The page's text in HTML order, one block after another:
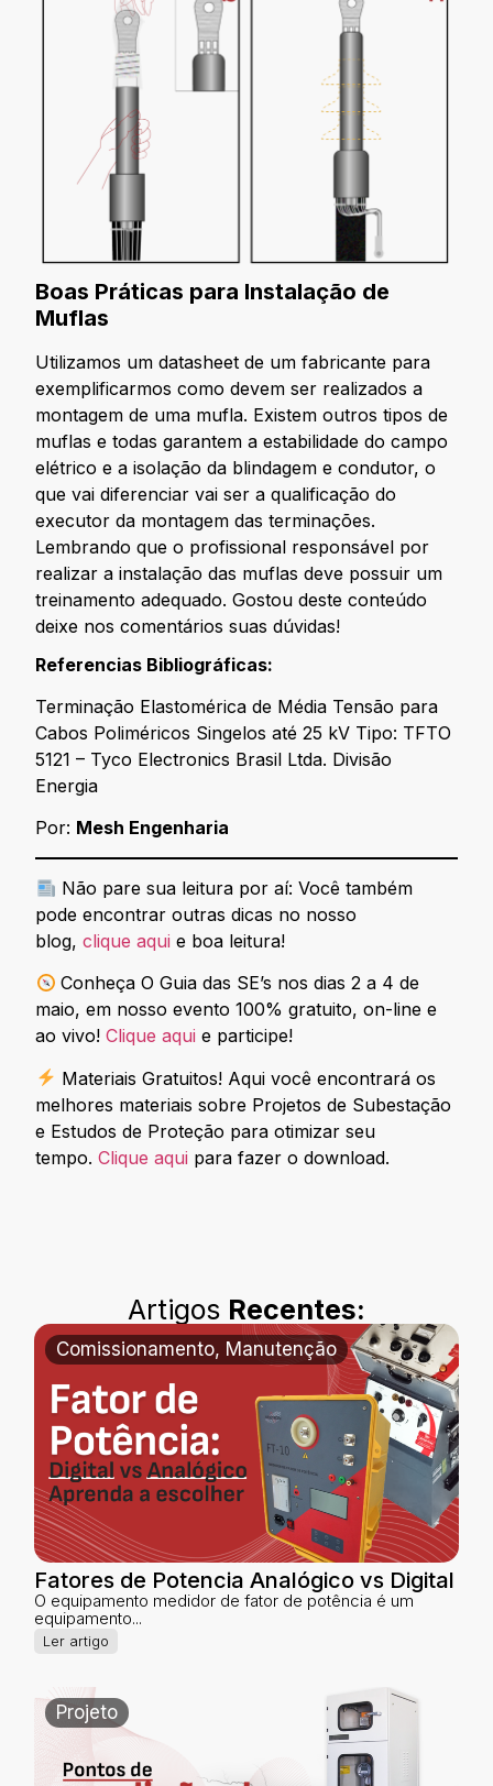
Boas Práticas para Instalação de
Muflas
Utilizamos um datasheet de um fabricante para
exemplificarmos como devem ser realizados a
montagem de uma mufla. Existem outros tipos de
muflas e todas garantem a estabilidade do campo
elétrico e a isolação da blindagem e condutor, o
que vai diferenciar vai ser a qualificação do
executor da montagem das terminações.
Lembrando que o profissional responsável por
realizar a instalação das muflas deve possuir um
treinamento adequado. Gostou deste conteúdo
deixe nos comentários suas dúvidas!
Referencias Bibliográficas:
Terminação Elastomérica de Média Tensão para
Cabos Poliméricos Singelos até 25 kV Tipo: TFTO
5121 – Tyco Electronics Brasil Ltda. Divisão
Energia
Por: Mesh Engenharia
Não pare sua leitura por aí: Você também
pode encontrar outras dicas no nosso
blog,clique aqui e boa leitura!
Conheça O Guia das SE’s nos dias 2 a 4 de
maio, em nosso evento 100% gratuito, on-line e
ao vivo!Clique aqui e participe!
Materiais Gratuitos! Aqui você encontrará os
melhores materiais sobre Projetos de Subestação
e Estudos de Proteção para otimizar seu
tempo.Clique aqui para fazer o download.
Artigos Recentes:
Comissionamento, Manutenção
Fatores de Potencia Analógico vs Digital
O equipamento medidor de fator de potência é um
equipamento...
Ler artigo
Projeto